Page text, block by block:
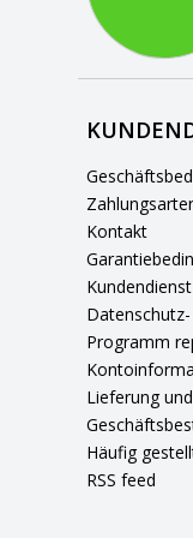
Kontakt
Kundendienst
Programm
Lieferung
Häufig
RSS feed